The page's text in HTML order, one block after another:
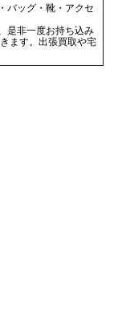
バッグ・靴・アクセ
是非一度お持ち込み
ます。出張買取や宅